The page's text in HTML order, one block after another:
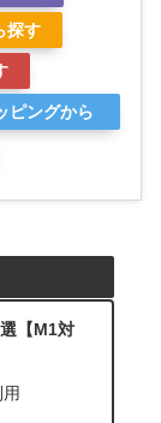
探す
ピングから
【M1対